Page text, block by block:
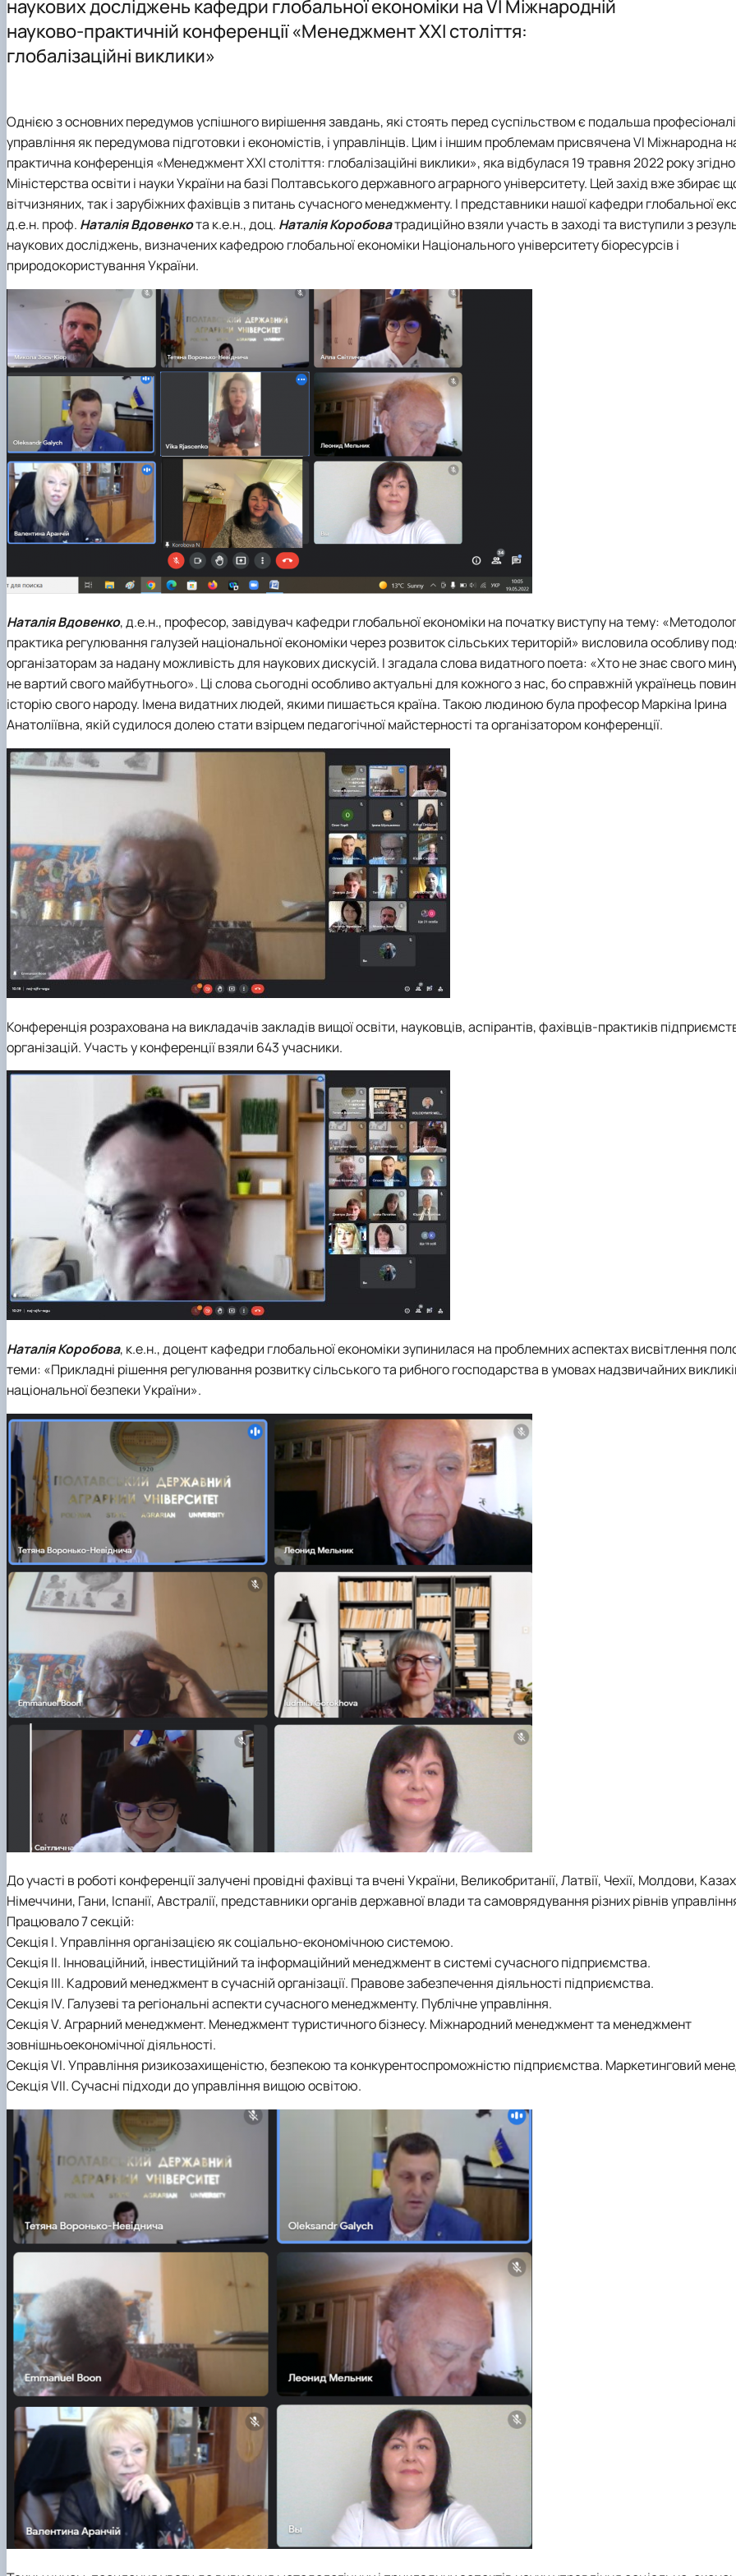
Тематика магістерських
Гостьові лекції ОПП "Міжнародна економіка"
Практична підготовка
Академічна доброчесність
Неформальна освіта
Інклюзивне середовище
Психологічна підтримка
Курс мікрокваліфікацій "Навігатор з аквафермерства"
AquaNova-SMART
Digital-Twin-університету
Науковий гурток "Міжнародна економіка"
Міжнародна діяльність
Сторінка аспіранта
наукових досліджень кафедри глобальної економіки на VІ Міжнародній
науково-практичній конференції «Менеджмент ХХІ століття:
глобалізаційні виклики»
Однією з основних передумов успішного вирішення завдань, які стоять перед суспільством є подальша
управління як передумова підготовки і економістів, і управлінців. Цим і іншим проблемам присвячена VІ Міжнародна
практична конференція «Менеджмент ХХІ століття: глобалізаційні виклики», яка відбулася 19 травня 2022 року
Міністерства освіти і науки України на базі Полтавського державного аграрного університету. Цей захід вже збирає
вітчизняних, так і зарубіжних фахівців з питань сучасного менеджменту. І представники нашої кафедри глобальної
д.е.н. проф. Наталія Вдовенкота к.е.н., доц. Наталія Коробоватрадиційно взяли участь в заході та виступили з
наукових досліджень, визначених кафедрою глобальної економіки Національного університету біоресурсів і
природокористування України.
Наталія Вдовенко, д.е.н., професор, завідувач кафедри глобальної економіки на початку виступу на тему:
практика регулювання галузей національної економіки через розвиток сільських територій» висловила особливу
організаторам за надану можливість для наукових дискусій. І згадала слова видатного поета: «Хто не знає свого
не вартий свого майбутнього». Ці слова сьогодні особливо актуальні для кожного з нас, бо справжній українець
історію свого народу. Імена видатних людей, якими пишається країна. Такою людиною була професор Маркіна Ірина
Анатоліївна, якій судилося долею стати взірцем педагогічної майстерності та організатором конференції.
Конференція розрахована на викладачів закладів вищої освіти, науковців, аспірантів, фахівців-практиків
організацій. Участь у конференції взяли 643 учасники.
Наталія Коробова, к.е.н., доцент кафедри глобальної економіки зупинилася на проблемних аспектах висвітлення
теми: «Прикладні рішення регулювання розвитку сільського та рибного господарства в умовах надзвичайних
національної безпеки України».
До участі в роботі конференції залучені провідні фахівці та вчені України, Великобританії, Латвії, Чехії, Молдови,
Німеччини, Гани, Іспанії, Австралії, представники органів державної влади та самоврядування різних рівнів
Працювало 7 секцій:
Секція І. Управління організацією як соціально-економічною системою.
Секція ІІ. Інноваційний, інвестиційний та інформаційний менеджмент в системі сучасного підприємства.
Секція ІІІ. Кадровий менеджмент в сучасній організації. Правове забезпечення діяльності підприємства.
Секція ІV. Галузеві та регіональні аспекти сучасного менеджменту. Публічне управління.
Секція V. Аграрний менеджмент. Менеджмент туристичного бізнесу. Міжнародний менеджмент та менеджмент
зовнішньоекономічної діяльності.
Секція VІ. Управління ризикозахищеністю, безпекою та конкурентоспроможністю підприємства. Маркетинговий
Секція VII. Сучасні підходи до управління вищою освітою.